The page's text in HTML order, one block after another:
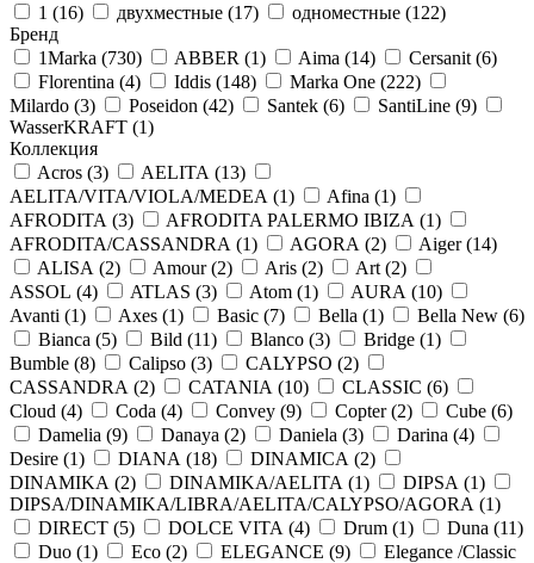
1 (16) двухместные (17) одноместные (122)
Бренд
1Marka (730) ABBER (1) Aima (14) Cersanit (6)
Florentina (4) Iddis (148) Marka One (222)
Milardo (3) Poseidon (42) Santek (6) SantiLine (9)
WasserKRAFT (1)
Коллекция
Acros (3) AELITA (13)
AELITA/VITA/VIOLA/MEDEA (1) Afina (1)
AFRODITA (3) AFRODITA PALERMO IBIZA (1)
AFRODITA/CASSANDRA (1) AGORA (2) Aiger (14)
ALISA (2) Amour (2) Aris (2) Art (2)
ASSOL (4) ATLAS (3) Atom (1) AURA (10)
Avanti (1) Axes (1) Basic (7) Bella (1) Bella New (6)
Bianca (5) Bild (11) Blanco (3) Bridge (1)
Bumble (8) Calipso (3) CALYPSO (2)
CASSANDRA (2) CATANIA (10) CLASSIC (6)
Cloud (4) Coda (4) Convey (9) Copter (2) Cube (6)
Damelia (9) Danaya (2) Daniela (3) Darina (4)
Desire (1) DIANA (18) DINAMICA (2)
DINAMIKA (2) DINAMIKA/AELITA (1) DIPSA (1)
DIPSA/DINAMIKA/LIBRA/AELITA/CALYPSO/AGORA (1)
DIRECT (5) DOLCE VITA (4) Drum (1) Duna (11)
Duo (1) Eco (2) ELEGANCE (9)
Elegance /Classic